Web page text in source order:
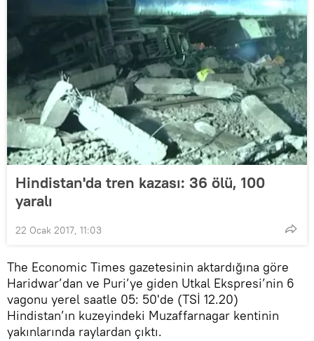
Hindistan'da tren kazası: 36 ölü, 100
yaralı
22 Ocak 2017, 11:03
The Economic Times gazetesinin aktardığına göre
Haridwar’dan ve Puri’ye giden Utkal Ekspresi’nin 6
vagonu yerel saatle 05: 50'de (TSİ 12.20)
Hindistan’ın kuzeyindeki Muzaffarnagar kentinin
yakınlarında raylardan çıktı.